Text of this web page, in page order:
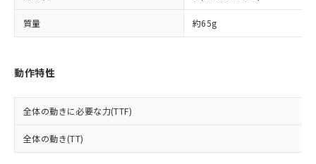
質量 約65g
動作特性
全体の動きに必要な力(TTF)
全体の動き(TT)
ビス）をご利用いただくには、I-Web
メンバーズにご登録されている必要が
あります。
品・サービスに関するお客様との取
引・商談に必要な範囲で利用すること
※当社の共同利用者とは、
の共同利用に関して"
の「1.共同利
とができます。
EU RoHS指令（10物質）の非含有証明書
51物質の非含有証明書（当社基準）
及ぼさない年数を意味します。
「－」：未確認です。当社販売部門へお問
法に輸出するおそれがある場合は、取
り引きをいたしません。
合意する
情報を公開していない機種